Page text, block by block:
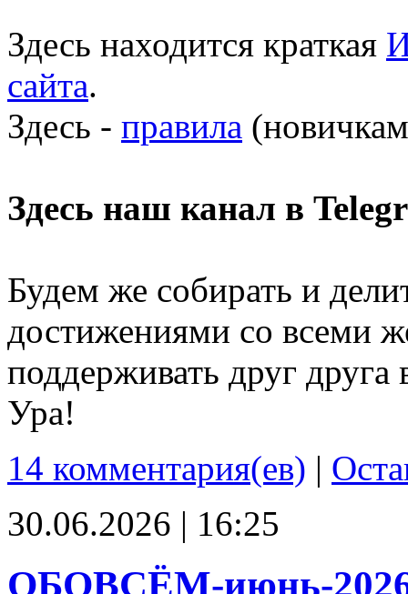
Здесь находится краткая
сайта.
Здесь - правила
Здесь наш канал в
Будем же собирать и
достижениями со всеми
поддерживать друг
Ура!
14 комментария(ев) |
30.06.2026 | 16:25
ОБОВСЁМ-июнь-